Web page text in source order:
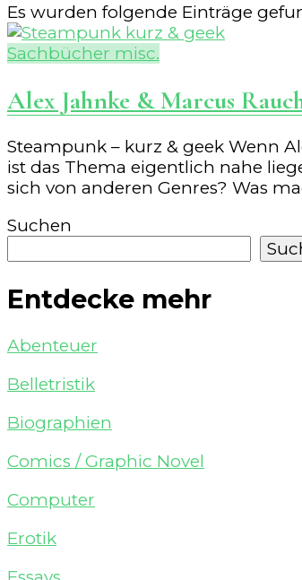
Es wurden folgende Einträge
Sachbücher misc.
Alex Jahnke & Marcus
Steampunk – kurz & geek Wenn
ist das Thema eigentlich nahe
sich von anderen Genres? Was
Suchen
Entdecke mehr
Abenteuer
Belletristik
Biographien
Comics / Graphic Novel
Computer
Erotik